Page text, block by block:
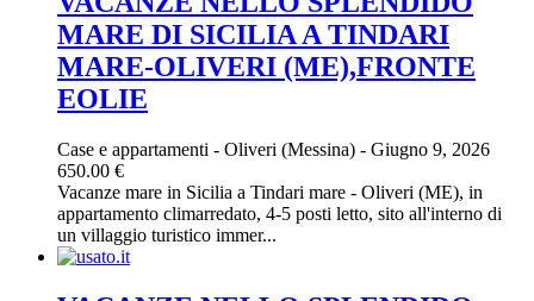
MARE DI SICILIA A TINDARI
MARE-OLIVERI (ME),FRONTE
EOLIE
Case e appartamenti - Oliveri (Messina) - Giugno 9, 2026
650.00 €
Vacanze mare in Sicilia a Tindari mare - Oliveri (ME), in
appartamento climarredato, 4-5 posti letto, sito all'interno di
un villaggio turistico immer...